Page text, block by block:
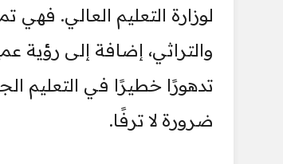
لوزارة التعليم العالي.
والتراثي، إضافة إلى رؤية
تدهورًا خطيرًا في التعليم
ضرورة لا ترفًا.